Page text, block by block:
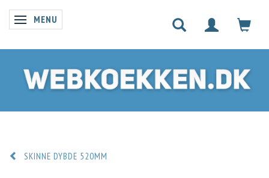
SKIFTE NAVIGATION
MENU
SKINNE DYBDE 520MM